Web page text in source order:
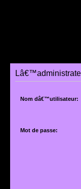
Nom dâ€™utilisateur:
Mot de passe: